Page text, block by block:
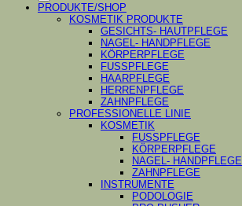
PRODUKTE/SHOP
KOSMETIK PRODUKTE
GESICHTS- HAUTPFLEGE
NAGEL- HANDPFLEGE
KÖRPERPFLEGE
FUSSPFLEGE
HAARPFLEGE
HERRENPFLEGE
ZAHNPFLEGE
PROFESSIONELLE LINIE
KOSMETIK
FUSSPFLEGE
KÖRPERPFLEGE
NAGEL- HANDPFLEGE
ZAHNPFLEGE
INSTRUMENTE
PODOLOGIE